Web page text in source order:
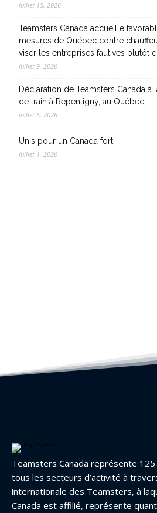
juillet 15, 2026
Teamsters Canada accueille
mesures de Québec contre
viser les entreprises fautives plutôt
juillet 9, 2026
Déclaration de Teamsters Canada
de train à Repentigny, au Québec
juillet 6, 2026
Unis pour un Canada fort
juillet 1, 2026
Teamsters Canada représente
tous les secteurs d’activité à
internationale des Teamsters, à
Canada est affilié, représente